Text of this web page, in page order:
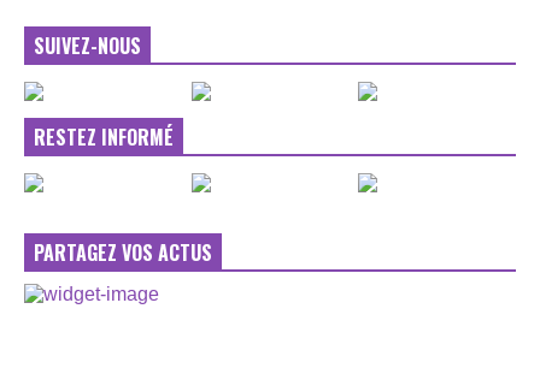
SUIVEZ-NOUS
RESTEZ INFORMÉ
PARTAGEZ VOS ACTUS